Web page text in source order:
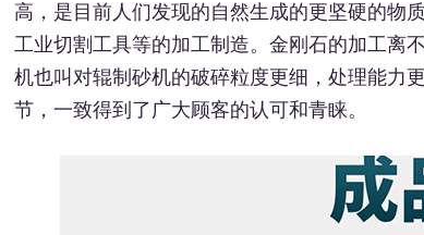
高，是目前人们发现的自然生成的更坚硬的物
工业切割工具等的加工制造。金刚石的加工离
机也叫对辊制砂机的破碎粒度更细，处理能力
节，一致得到了广大顾客的认可和青睐。